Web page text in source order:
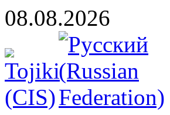
08.08.2026